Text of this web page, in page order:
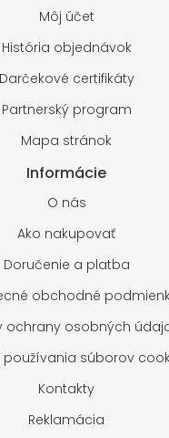
Môj účet
História objednávok
Darčekové certifikáty
Partnerský program
Mapa stránok
Informácie
O nás
Ako nakupovať
Doručenie a platba
obchodné
ochrany osobných
používania súborov
Kontakty
Reklamácia